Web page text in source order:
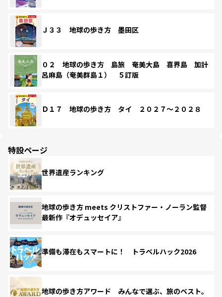
Ｊ３３ 地球の歩き方 墨田区
０２ 地球の歩き方 島旅 奄美大島 喜界島 加計
呂麻島（奄美群島１） ５訂版
Ｄ１７ 地球の歩き方 タイ ２０２７～２０２８
特設ページ
世界遺産ランキング
地球の歩き方 meets クリストファー・ノーラン監督
最新作『オデュッセイア』
準備も滞在もスマートに！ トラベルハック2026
地球の歩き方アワード みんなで選ぶ、旅のベスト。